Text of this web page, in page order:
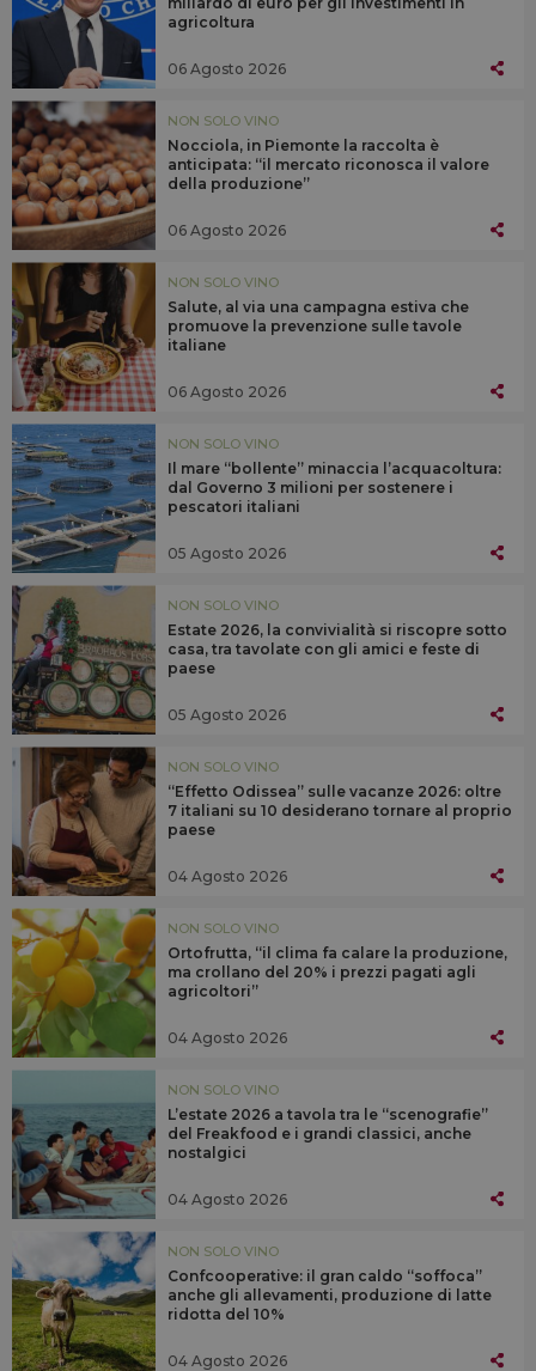
agricoltura
06 Agosto 2026
NON SOLO VINO
Nocciola, in Piemonte la raccolta è
anticipata: “il mercato riconosca il valore
della produzione”
06 Agosto 2026
NON SOLO VINO
Salute, al via una campagna estiva che
promuove la prevenzione sulle tavole
italiane
06 Agosto 2026
NON SOLO VINO
Il mare “bollente” minaccia l’acquacoltura:
dal Governo 3 milioni per sostenere i
pescatori italiani
05 Agosto 2026
NON SOLO VINO
Estate 2026, la convivialità si riscopre sotto
casa, tra tavolate con gli amici e feste di
paese
05 Agosto 2026
NON SOLO VINO
“Effetto Odissea” sulle vacanze 2026: oltre
7 italiani su 10 desiderano tornare al proprio
paese
04 Agosto 2026
NON SOLO VINO
Ortofrutta, “il clima fa calare la produzione,
ma crollano del 20% i prezzi pagati agli
agricoltori”
04 Agosto 2026
NON SOLO VINO
L’estate 2026 a tavola tra le “scenografie”
del Freakfood e i grandi classici, anche
nostalgici
04 Agosto 2026
NON SOLO VINO
Confcooperative: il gran caldo “soffoca”
anche gli allevamenti, produzione di latte
ridotta del 10%
04 Agosto 2026